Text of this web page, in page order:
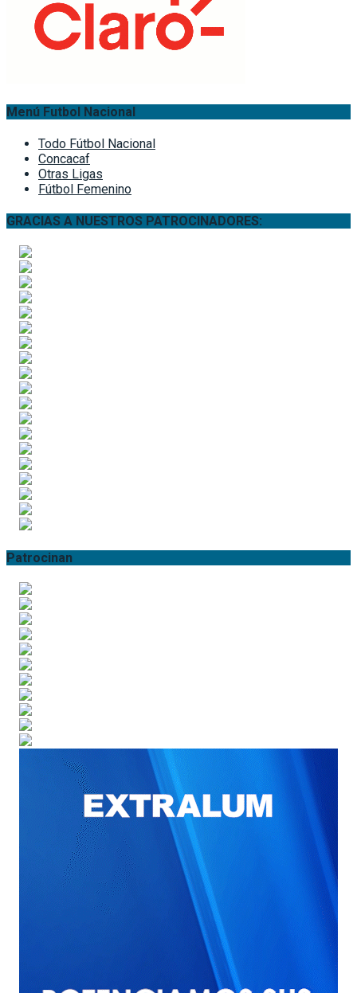
Menú Futbol Nacional
Todo Fútbol Nacional
Concacaf
Otras Ligas
Fútbol Femenino
GRACIAS A NUESTROS PATROCINADORES:
Patrocinan